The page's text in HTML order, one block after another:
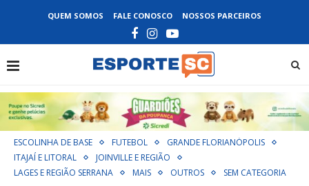
QUEM SOMOS FALE CONOSCO NOSSOS PARCEIROS
ESCOLINHA DE BASE FUTEBOL
GRANDE FLORIANÓPOLIS
ITAJAÍ E LITORAL
JOINVILLE E REGIÃO
LAGES E REGIÃO SERRANA
MAIS OUTROS SEM CATEGORIA